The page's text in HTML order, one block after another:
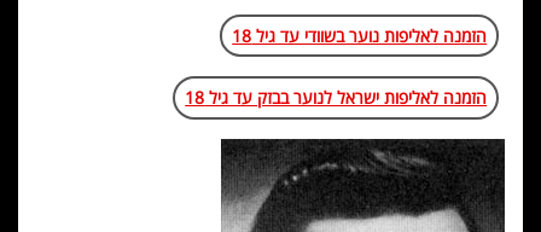
הזמנה לאליפות נוער בשוודי עד גיל 18
הזמנה לאליפות ישראל לנוער בבזק עד גיל 18